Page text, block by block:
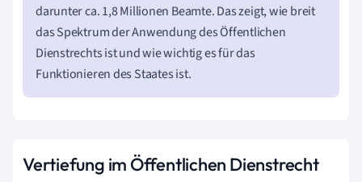
darunter ca. 1,8 Millionen Beamte. Das zeigt, wie breit
das Spektrum der Anwendung des Öffentlichen
Dienstrechts ist und wie wichtig es für das
Funktionieren des Staates ist.
Vertiefung im Öffentlichen Dienstrecht